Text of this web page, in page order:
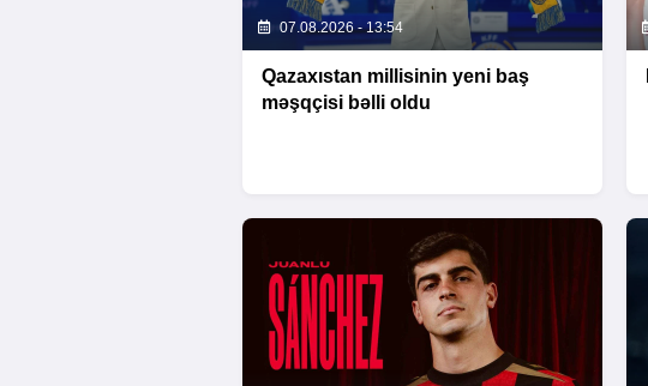
07.08.2026 - 13:54
Qazaxıstan millisinin yeni baş
məşqçisi bəlli oldu